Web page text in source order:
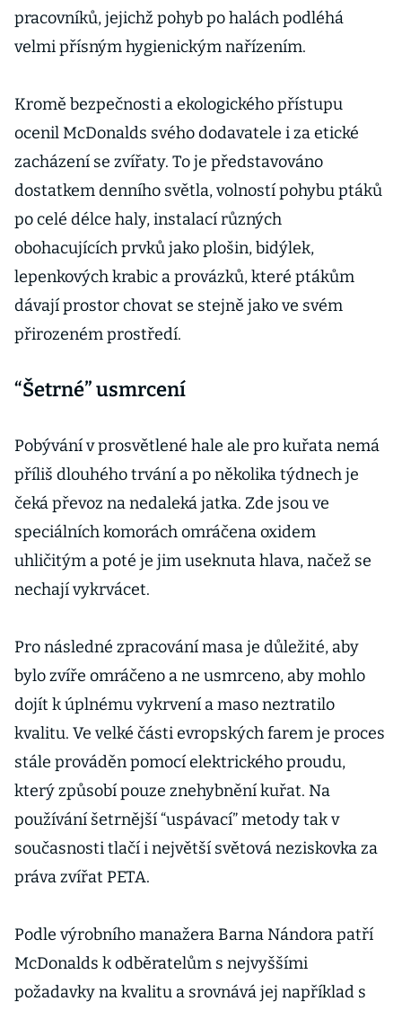
pracovníků, jejichž pohyb po halách podléhá
velmi přísným hygienickým nařízením.
Kromě bezpečnosti a ekologického přístupu
ocenil McDonalds svého dodavatele i za etické
zacházení se zvířaty. To je představováno
dostatkem denního světla, volností pohybu ptáků
po celé délce haly, instalací různých
obohacujících prvků jako plošin, bidýlek,
lepenkových krabic a provázků, které ptákům
dávají prostor chovat se stejně jako ve svém
přirozeném prostředí.
“Šetrné” usmrcení
Pobývání v prosvětlené hale ale pro kuřata nemá
příliš dlouhého trvání a po několika týdnech je
čeká převoz na nedaleká jatka. Zde jsou ve
speciálních komorách omráčena oxidem
uhličitým a poté je jim useknuta hlava, načež se
nechají vykrvácet.
Pro následné zpracování masa je důležité, aby
bylo zvíře omráčeno a ne usmrceno, aby mohlo
dojít k úplnému vykrvení a maso neztratilo
kvalitu. Ve velké části evropských farem je proces
stále prováděn pomocí elektrického proudu,
který způsobí pouze znehybnění kuřat. Na
používání šetrnější “uspávací” metody tak v
současnosti tlačí i největší světová neziskovka za
práva zvířat PETA.
Podle výrobního manažera Barna Nándora patří
McDonalds k odběratelům s nejvyššími
požadavky na kvalitu a srovnává jej například s